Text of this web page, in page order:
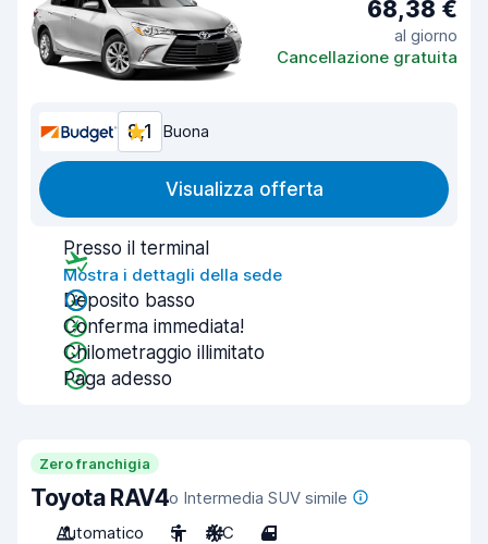
68,38 €
al giorno
Cancellazione gratuita
8,1 Buona
Visualizza offerta
Presso il terminal
Mostra i dettagli della sede
Deposito basso
Conferma immediata!
Chilometraggio illimitato
Paga adesso
Zero franchigia
Toyota RAV4o Intermedia SUV simile
Automatico
5 A/C 4